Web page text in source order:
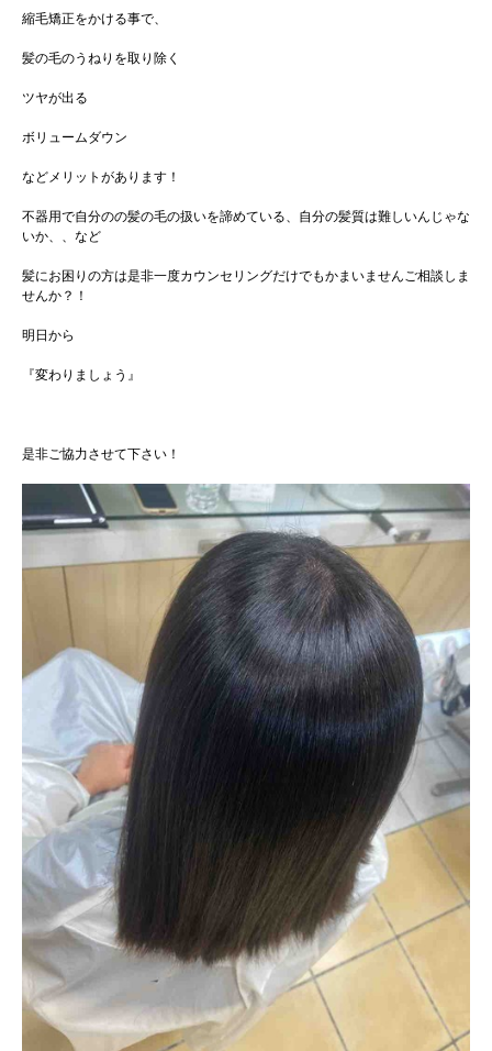
縮毛矯正をかける事で、
髪の毛のうねりを取り除く
ツヤが出る
ボリュームダウン
などメリットがあります！
不器用で自分のの髪の毛の扱いを諦めている、自分の髪質は難しいんじゃな
いか、、など
髪にお困りの方は是非一度カウンセリングだけでもかまいませんご相談しま
せんか？！
明日から
『変わりましょう』
是非ご協力させて下さい！